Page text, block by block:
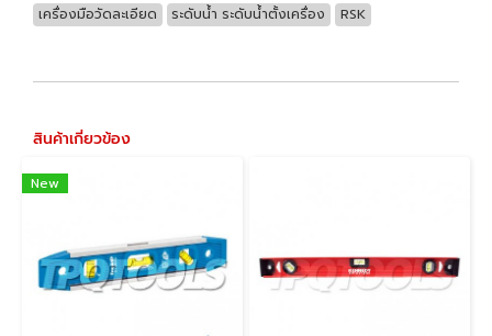
เครื่องมือวัดละเอียด ระดับน้ำ ระดับน้ำตั้งเครื่อง RSK
สินค้าเกี่ยวข้อง
New